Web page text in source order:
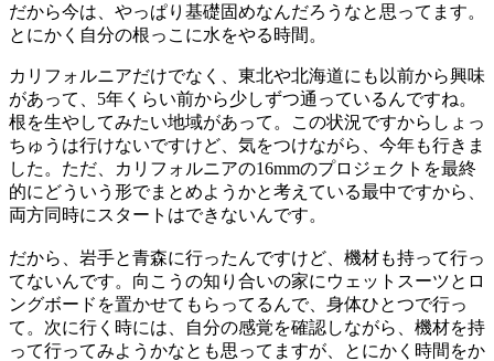
だから今は、やっぱり基礎固めなんだろうなと思ってます。
とにかく自分の根っこに水をやる時間。
カリフォルニアだけでなく、東北や北海道にも以前から興味
があって、5年くらい前から少しずつ通っているんですね。
根を生やしてみたい地域があって。この状況ですからしょっ
ちゅうは行けないですけど、気をつけながら、今年も行きま
した。ただ、カリフォルニアの16mmのプロジェクトを最終
的にどういう形でまとめようかと考えている最中ですから、
両方同時にスタートはできないんです。
だから、岩手と青森に行ったんですけど、機材も持って行っ
てないんです。向こうの知り合いの家にウェットスーツとロ
ングボードを置かせてもらってるんで、身体ひとつで行っ
て。次に行く時には、自分の感覚を確認しながら、機材を持
って行ってみようかなとも思ってますが、とにかく時間をか